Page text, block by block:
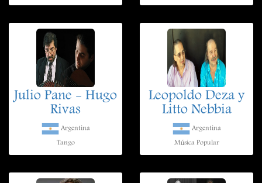
Julio Pane - Hugo
Rivas
Argentina
Tango
Leopoldo Deza y
Litto Nebbia
Argentina
Música Popular